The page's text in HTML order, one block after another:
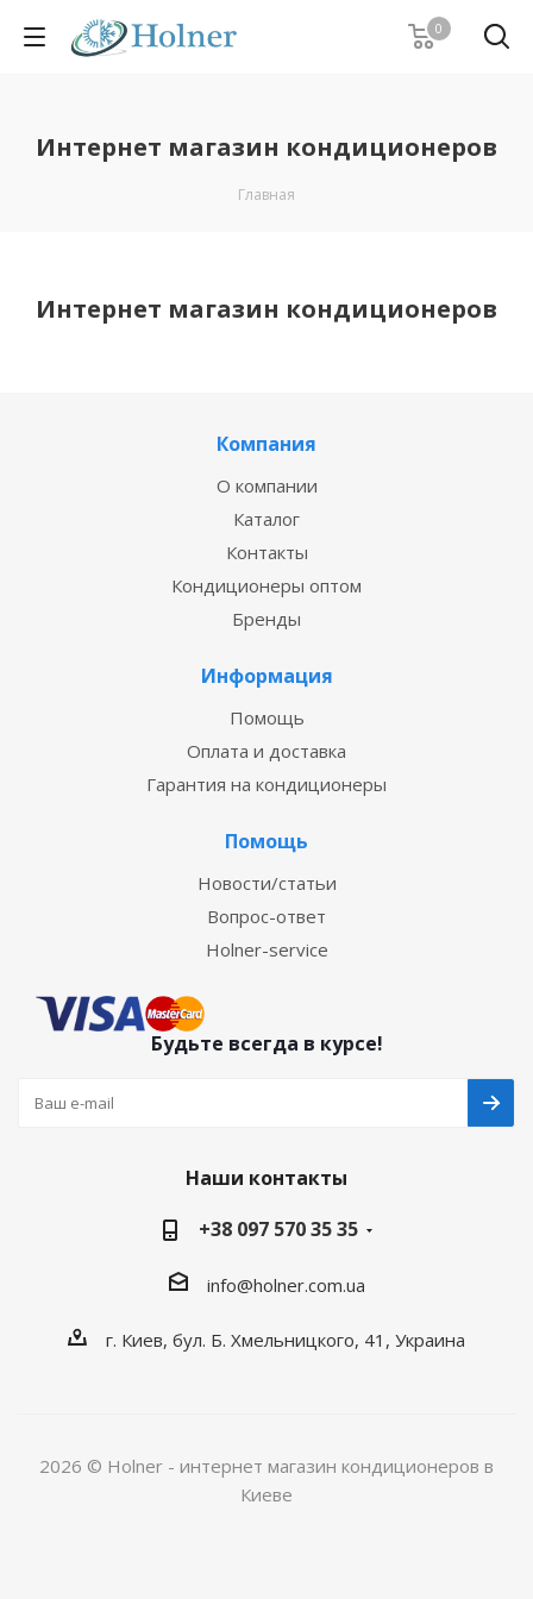
0
Интернет магазин кондиционеров
Главная
Интернет магазин кондиционеров
Компания
О компании
Каталог
Контакты
Кондиционеры оптом
Бренды
Информация
Помощь
Оплата и доставка
Гарантия на кондиционеры
Помощь
Новости/статьи
Вопрос-ответ
Holner-service
Будьте всегда в курсе!
Наши контакты
+38 097 570 35 35
info@holner.com.ua
г. Киев, бул. Б. Хмельницкого, 41, Украина
2026 © Holner - интернет магазин кондиционеров в
Киеве